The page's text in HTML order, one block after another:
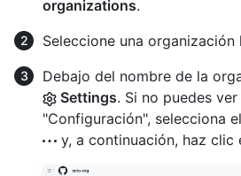
organizations.
Seleccione una
Debajo del nombre de la
Settings. Si no puedes
"Configuración", selecciona
y, a continuación, haz clic